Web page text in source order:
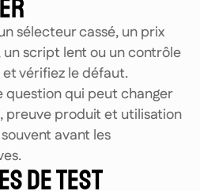
sélecteur cassé, un prix
script lent ou un contrôle
vérifiez le défaut.
question qui peut changer
preuve produit et utilisation
avant les
DE TEST